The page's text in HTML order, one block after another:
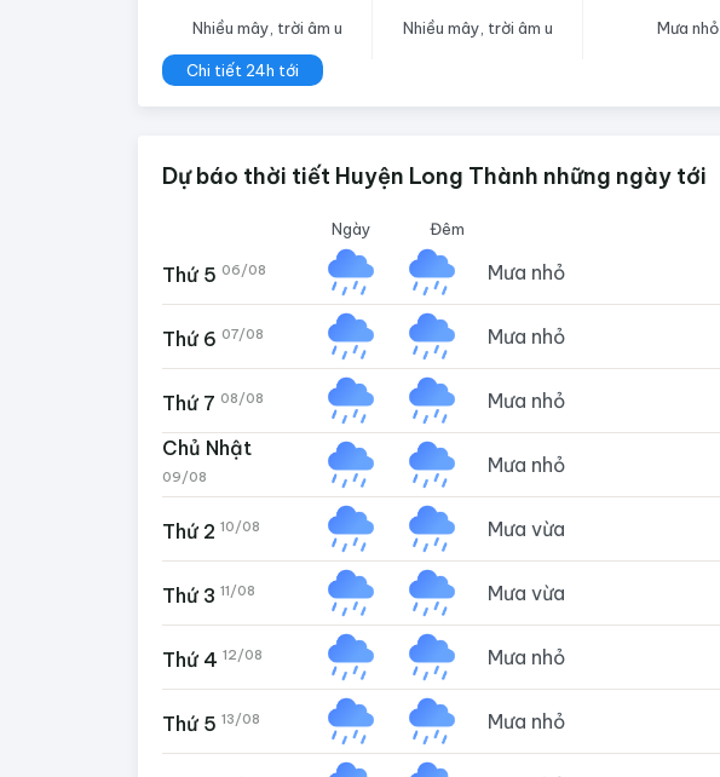
Nhiều mây, trời âm u Nhiều mây, trời âm u Mưa nhỏ
Chi tiết 24h tới
Dự báo thời tiết Huyện Long Thành những ngày tới
Ngày Đêm
Thứ 5 06/08 Mưa nhỏ
Thứ 6 07/08 Mưa nhỏ
Thứ 7 08/08 Mưa nhỏ
Chủ Nhật
09/08 Mưa nhỏ
Thứ 2 10/08 Mưa vừa
Thứ 3 11/08 Mưa vừa
Thứ 4 12/08 Mưa nhỏ
Thứ 5 13/08 Mưa nhỏ